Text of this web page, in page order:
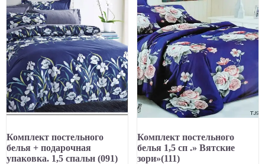
Комплект постельного
белья + подарочная
упаковка. 1,5 спальн (091)
Комплект постельного
белья 1,5 сп .» Вятские
зори»(111)